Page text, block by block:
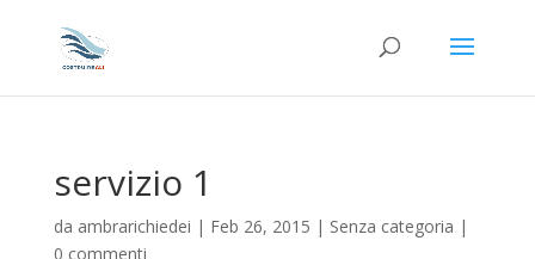
servizio 1
da ambrarichiedei | Feb 26, 2015 | Senza categoria |
0 commenti